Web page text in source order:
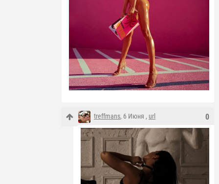
0
treffmans, 6 Июня , url